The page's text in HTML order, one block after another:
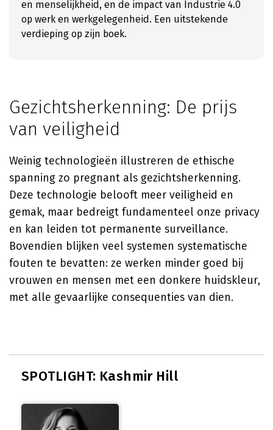
en menselijkheid, en de impact van Industrie 4.0
op werk en werkgelegenheid. Een uitstekende
verdieping op zijn boek.
Gezichtsherkenning: De prijs
van veiligheid
Weinig technologieën illustreren de ethische
spanning zo pregnant als gezichtsherkenning.
Deze technologie belooft meer veiligheid en
gemak, maar bedreigt fundamenteel onze privacy
en kan leiden tot permanente surveillance.
Bovendien blijken veel systemen systematische
fouten te bevatten: ze werken minder goed bij
vrouwen en mensen met een donkere huidskleur,
met alle gevaarlijke consequenties van dien.
SPOTLIGHT: Kashmir Hill